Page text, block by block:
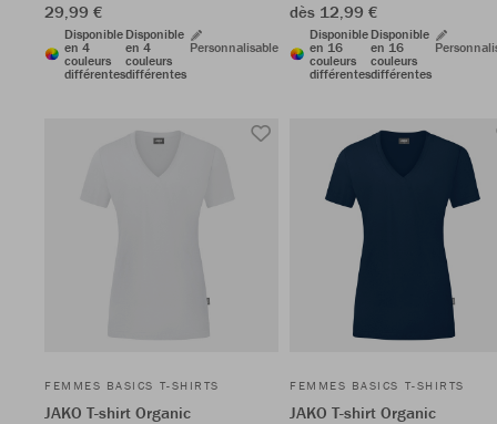
29,99 €
Disponible
en 4
couleurs
différentes
Disponible
en 4
couleurs
différentes
Personnalisable
dès 12,99 €
Disponible
en 16
couleurs
différentes
Disponible
en 16
couleurs
différentes
FEMMES BASICS T-SHIRTS
JAKO T-shirt Organic
FEMMES BASICS T-SHIRTS
JAKO T-shirt Organic